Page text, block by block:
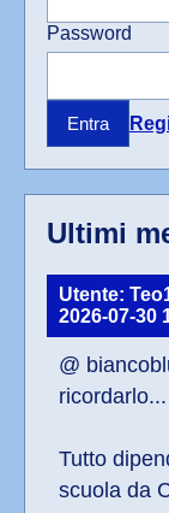
Password
Entra
Ultimi
Utente:
2026-07-30
@
ricordarlo...
Tutto
scuola da